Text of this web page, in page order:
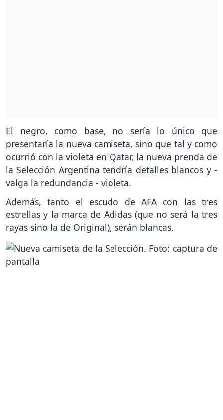
El negro, como base, no sería lo único que
presentaría la nueva camiseta, sino que tal y como
ocurrió con la violeta en Qatar, la nueva prenda de
la Selección Argentina tendría detalles blancos y -
valga la redundancia - violeta.
Además, tanto el escudo de AFA con las tres
estrellas y la marca de Adidas (que no será la tres
rayas sino la de Original), serán blancas.